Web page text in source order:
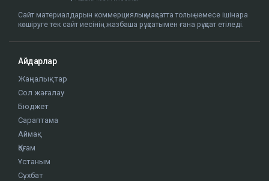
Сайт материалдарын коммерциялық мақсатта толық немесе ішінара
көшіруге тек сайт иесінің жазбаша рұқсатымен ғана рұқсат етіледі.
Айдарлар
Жаңалықтар
Сол жағалау
Бюджет
Сараптама
Аймақ
Қоғам
Ұстаным
Сұхбат